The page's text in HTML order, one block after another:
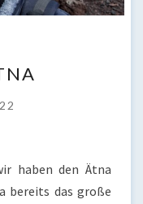
haben den Ätna
bereits das große